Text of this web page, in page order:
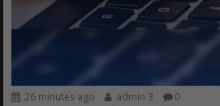
26 minutes ago admin 3 0